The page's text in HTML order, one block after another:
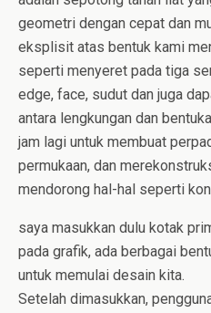
geometri dengan cepat dan
eksplisit atas bentuk kami
seperti menyeret pada tiga
edge, face, sudut dan juga
antara lengkungan dan
jam lagi untuk membuat
permukaan, dan
mendorong hal-hal seperti
saya masukkan dulu kotak
pada grafik, ada berbagai
untuk memulai desain kita.
Setelah dimasukkan,